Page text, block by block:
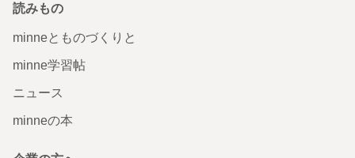
読みもの
minneとものづくりと
minne学習帖
ニュース
minneの本